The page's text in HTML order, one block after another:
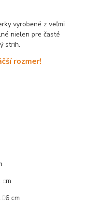
vyrobené z veľmi
nielen pre časté
strih.
rozmer!
cm